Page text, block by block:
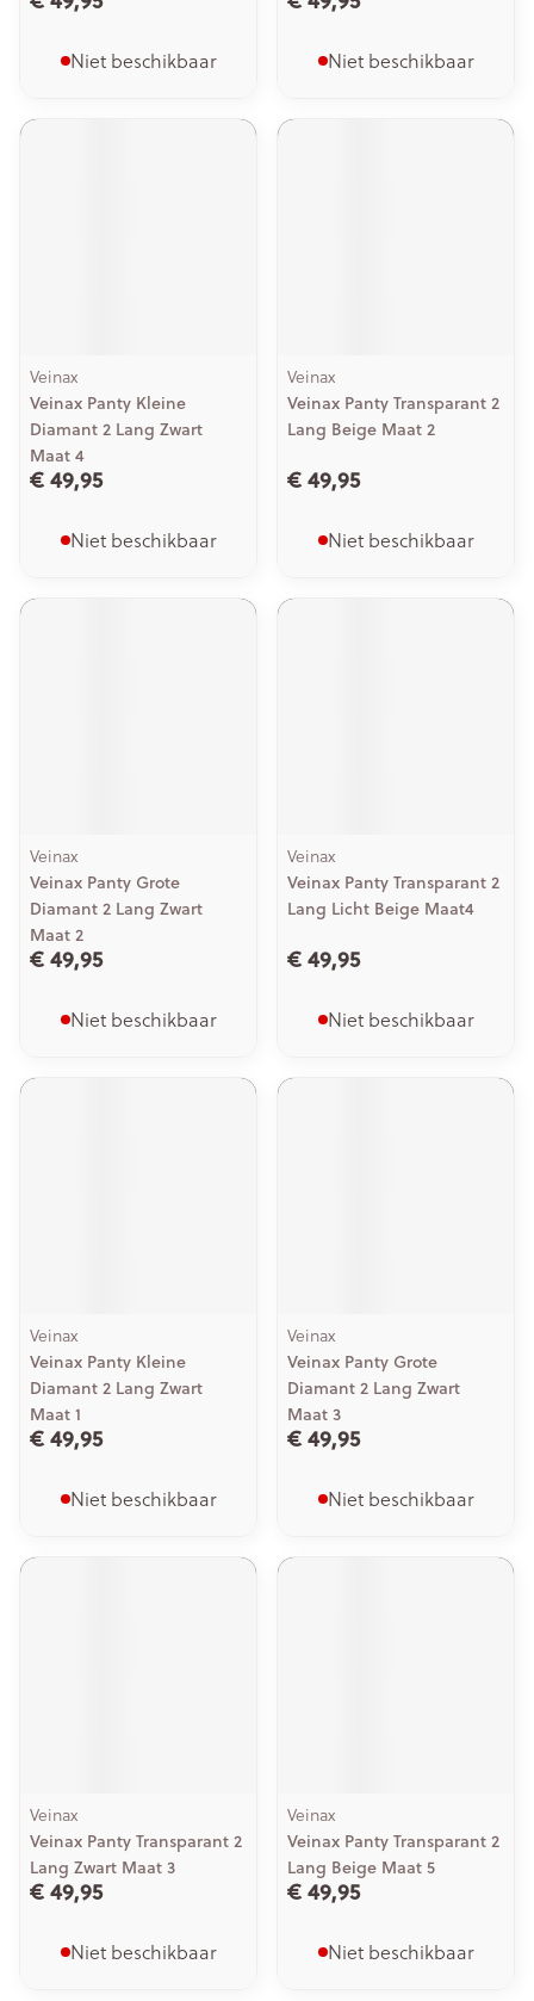
Niet beschikbaar Niet beschikbaar
Veinax
Veinax Panty Kleine
Diamant 2 Lang Zwart
Maat 4
€ 49,95
Niet beschikbaar
Veinax
Veinax Panty Transparant 2
Lang Beige Maat 2
€ 49,95
Niet beschikbaar
Veinax
Veinax Panty Grote
Diamant 2 Lang Zwart
Maat 2
€ 49,95
Niet beschikbaar
Veinax
Veinax Panty Transparant 2
Lang Licht Beige Maat4
€ 49,95
Niet beschikbaar
Veinax
Veinax Panty Kleine
Diamant 2 Lang Zwart
Maat 1
€ 49,95
Niet beschikbaar
Veinax
Veinax Panty Grote
Diamant 2 Lang Zwart
Maat 3
€ 49,95
Niet beschikbaar
Veinax
Veinax Panty Transparant 2
Lang Zwart Maat 3
€ 49,95
Niet beschikbaar
Veinax
Veinax Panty Transparant 2
Lang Beige Maat 5
€ 49,95
Niet beschikbaar